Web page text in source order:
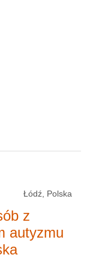
Łódź, Polska
z
autyzmu